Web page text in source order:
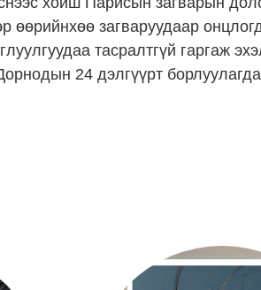
өөрийнхөө загваруудаар
тасралтгүй гаргаж
24 дэлгүүрт